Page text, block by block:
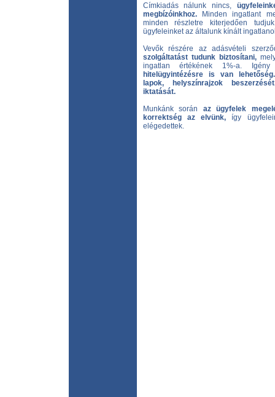
Címkiadás nálunk nincs,
megbízóinkhoz.Minden ingatlant
minden részletre kiterjedően
ügyfeleinket az általunk kínált
Vevők részére az adásvételi
szolgáltatást tudunk biztosítani,
ingatlan értékének 1%-a.
hitelügyintézésre is van lehetőség.
lapok, helyszínrajzok
iktatását.
Munkánk során az ügyfelek
korrektség az elvünk, így
elégedettek.